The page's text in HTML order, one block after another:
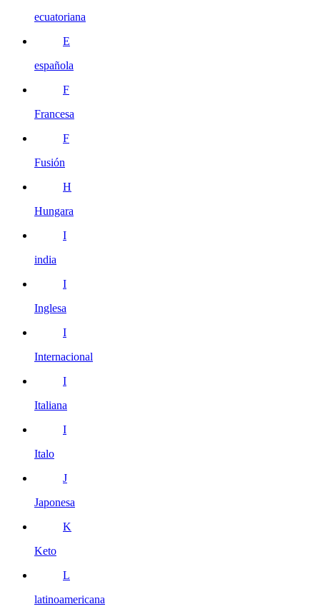
ecuatoriana
E
española
F
Francesa
F
Fusión
H
Hungara
I
india
I
Inglesa
I
Internacional
I
Italiana
I
Italo
J
Japonesa
K
Keto
L
latinoamericana